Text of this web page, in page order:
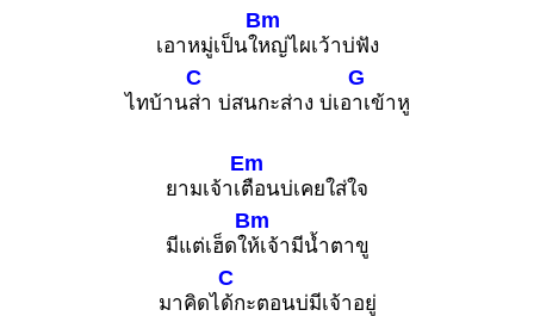
เอาหมู่เป็นใ
Bm
หญ่ไผเว้าบ่ฟัง
ไทบ้าน
C
ส่า บ่สนกะส่าง บ่เอ
G
าเข้าหู
ยามเจ้าเ
Em
ตือนบ่เคยใส่ใจ
มีแต่เฮ็ดใ
Bm
ห้เจ้ามีน้ำตาขู
มาคิดไ
C
ด้กะตอนบ่มีเจ้าอยู่